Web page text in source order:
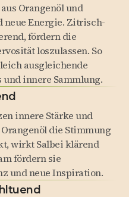
Orangenöl und
neue Energie. Zitrisch-
fördern die
loszulassen. So
ausgleichende
innere Sammlung.
innere Stärke und
die Stimmung
wirkt Salbei klärend
fördern sie
und neue Inspiration.